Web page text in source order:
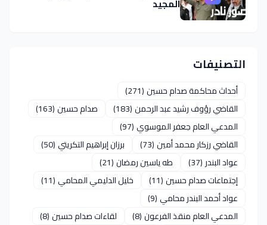
المجيد
التصنيفات
أحداث محاكمة صدام حسين(271)
القاضي رؤوف رشيد عبد الرحمن(183) صدام حسين(163)
المدعي العام جعفر الموسوي(97)
القاضي رزكار محمد أمين(73) برزان إبراهيم التكريتي (50)
عواد البندر (37) طه ياسين رمضان(21)
إجتماعات صدام حسين(11) خليل الدليمي المحامي (11)
عواد أحمد البندر محامي (9)
المدعي العام منقذ الفرعون(8) لقاءات صدام حسين(8)